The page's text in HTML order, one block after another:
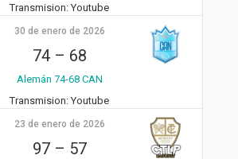
Transmision:Youtube
30 de enero de 2026
74– 68
Alemán 74-68 CAN
Transmision:Youtube
23 de enero de 2026
97– 57